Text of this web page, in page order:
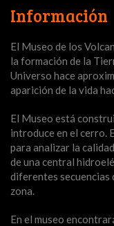
Información
El Museo de los
la formación de la
Universo hace
aparición de la vida
El Museo está
introduce en el cerro.
para analizar la
de una central
diferentes secuencias
zona.
En el museo